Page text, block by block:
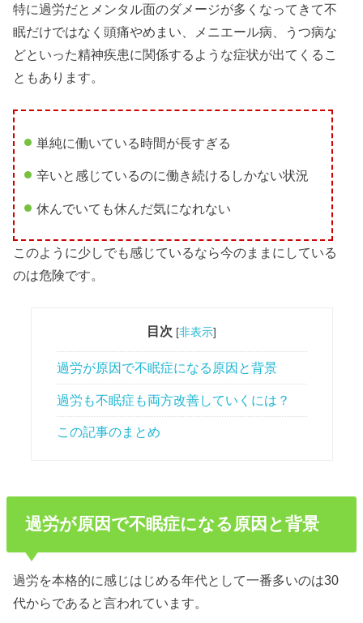
特に過労だとメンタル面のダメージが多くなってきて不
眠だけではなく頭痛やめまい、メニエール病、うつ病な
どといった精神疾患に関係するような症状が出てくるこ
ともあります。
単純に働いている時間が長すぎる
辛いと感じているのに働き続けるしかない状況
休んでいても休んだ気になれない
このように少しでも感じているなら今のままにしている
のは危険です。
目次 [非表示]
過労が原因で不眠症になる原因と背景
過労も不眠症も両方改善していくには？
この記事のまとめ
過労が原因で不眠症になる原因と背景
過労を本格的に感じはじめる年代として一番多いのは30
代からであると言われています。